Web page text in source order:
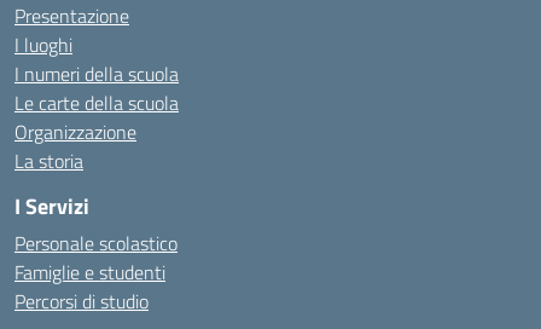
Presentazione
I luoghi
I numeri della scuola
Le carte della scuola
Organizzazione
La storia
I Servizi
Personale scolastico
Famiglie e studenti
Percorsi di studio